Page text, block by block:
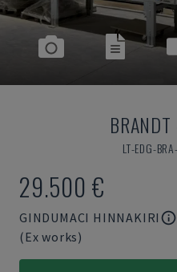
BRANDT
LT-EDG-
29.500 €
GINDUMACI HINNAKIRI
(Ex works)